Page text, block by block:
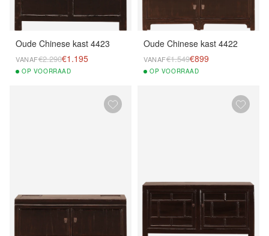
Oude Chinese kast 4423
VANAF€2.290€1.195
OP VOORRAAD
Oude Chinese kast 4422
VANAF€1.549€899
OP VOORRAAD